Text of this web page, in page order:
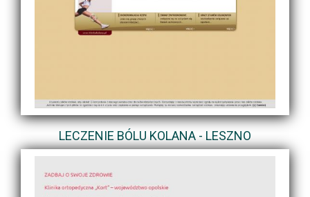
LECZENIE BÓLU KOLANA - LESZNO